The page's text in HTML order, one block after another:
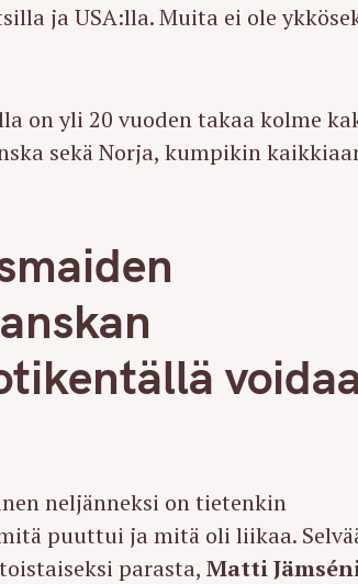
ja USA:lla. Muita ei ole
on yli 20 vuoden takaa kolme
sekä Norja, kumpikin
neljänneksi on tietenkin
puuttui ja mitä oli liikaa.
parasta,Matti